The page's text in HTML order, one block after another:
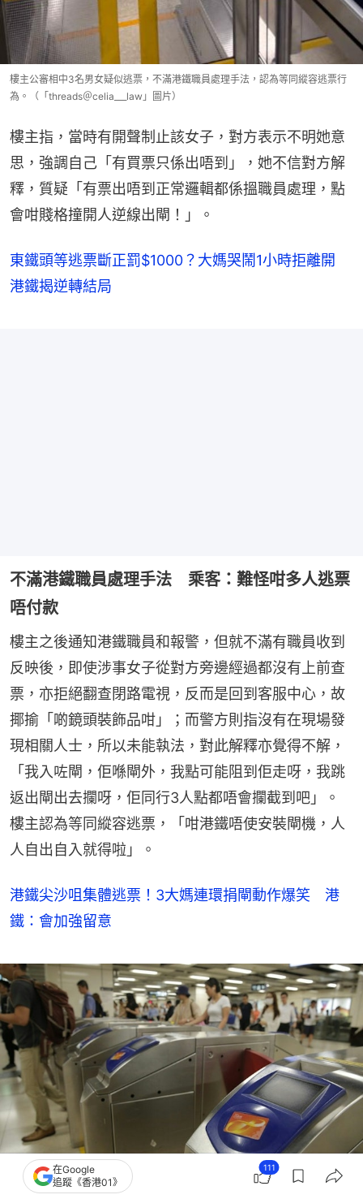
樓主公審相中3名男女疑似逃票，不滿港鐵職員處理手法，認為等同縱容逃票行
為。（「threads＠celia___law」圖片）
樓主指，當時有開聲制止該女子，對方表示不明她意
思，強調自己「有買票只係出唔到」，她不信對方解
釋，質疑「有票出唔到正常邏輯都係搵職員處理，點
會咁賤格撞開人逆線出閘！」。
東鐵頭等逃票斷正罰$1000？大媽哭鬧1小時拒離開
港鐵揭逆轉結局
不滿港鐵職員處理手法 乘客：難怪咁多人逃票
唔付款
樓主之後通知港鐵職員和報警，但就不滿有職員收到
反映後，即使涉事女子從對方旁邊經過都沒有上前查
票，亦拒絕翻查閉路電視，反而是回到客服中心，故
揶揄「啲鏡頭裝飾品咁」；而警方則指沒有在現場發
現相關人士，所以未能執法，對此解釋亦覺得不解，
「我入咗閘，佢喺閘外，我點可能阻到佢走呀，我跳
返出閘出去攔呀，佢同行3人點都唔會攔截到吧」。
樓主認為等同縱容逃票，「咁港鐵唔使安裝閘機，人
人自出自入就得啦」。
港鐵尖沙咀集體逃票！3大媽連環捐閘動作爆笑 港
鐵：會加強留意
根據《香港鐵路附例》，乘客逃票可被徵收附加費，金額1,000元。（資料圖片）
在Google
追蹤《香港01》
111